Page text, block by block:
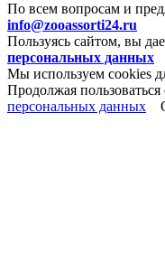
По всем вопросам и
info@zooassorti24.ru
Пользуясь сайтом, вы
персональных данных
Мы используем cookies
Продолжая пользоваться
персональных данных